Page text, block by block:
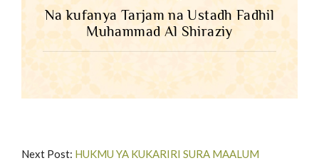
Na kufanya Tarjam na Ustadh Fadhil
Muhammad Al Shiraziy
Next Post: HUKMU YA KUKARIRI SURA MAALUM